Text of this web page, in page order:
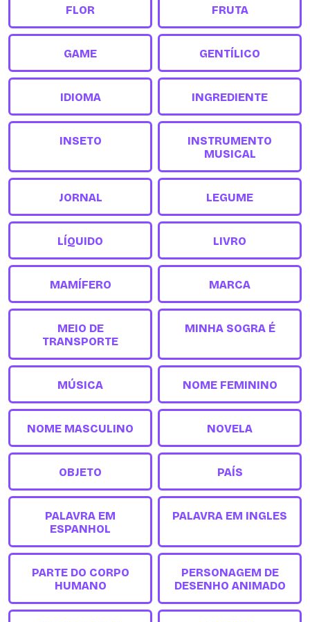
FLOR FRUTA
GAME GENTÍLICO
IDIOMA INGREDIENTE
INSETO
INSTRUMENTO
MUSICAL
JORNAL LEGUME
LÍQUIDO LIVRO
MAMÍFERO MARCA
MEIO DE
TRANSPORTE
MINHA SOGRA É
MÚSICA NOME FEMININO
NOME MASCULINO NOVELA
OBJETO PAÍS
PALAVRA EM
ESPANHOL
PALAVRA EM INGLES
PARTE DO CORPO
HUMANO
PERSONAGEM DE
DESENHO ANIMADO